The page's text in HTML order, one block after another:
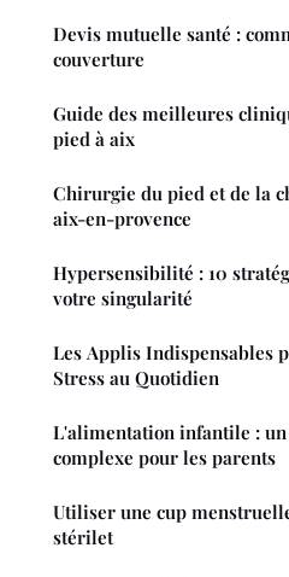
Devis mutuelle santé :
couverture
Guide des meilleures
pied à aix
Chirurgie du pied et de la
aix-en-provence
Hypersensibilité : 10
votre singularité
Les Applis Indispensables
Stress au Quotidien
L'alimentation infantile :
complexe pour les parents
Utiliser une cup
stérilet